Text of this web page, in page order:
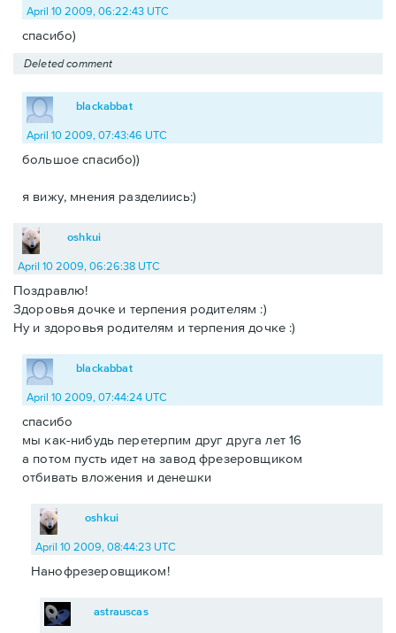
April 10 2009, 06:22:43 UTC
спасибо)
Deleted comment
blackabbat
April 10 2009, 07:43:46 UTC
большое спасибо))
я вижу, мнения разделиись:)
oshkui
April 10 2009, 06:26:38 UTC
Поздравлю!
Здоровья дочке и терпения родителям :)
Ну и здоровья родителям и терпения дочке :)
blackabbat
April 10 2009, 07:44:24 UTC
спасибо
мы как-нибудь перетерпим друг друга лет 16
а потом пусть идет на завод фрезеровщиком
отбивать вложения и денешки
oshkui
April 10 2009, 08:44:23 UTC
Нанофрезеровщиком!
astrauscas